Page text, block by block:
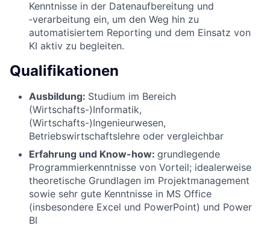
Kenntnisse in der Datenaufbereitung und
‑verarbeitung ein, um den Weg hin zu
automatisiertem Reporting und dem Einsatz von
KI aktiv zu begleiten.
Qualifikationen
Ausbildung: Studium im Bereich
(Wirtschafts-)Informatik,
(Wirtschafts-)Ingenieurwesen,
Betriebswirtschaftslehre oder vergleichbar
Erfahrung und Know-how: grundlegende
Programmierkenntnisse von Vorteil; idealerweise
theoretische Grundlagen im Projektmanagement
sowie sehr gute Kenntnisse in MS Office
(insbesondere Excel und PowerPoint) und Power
BI